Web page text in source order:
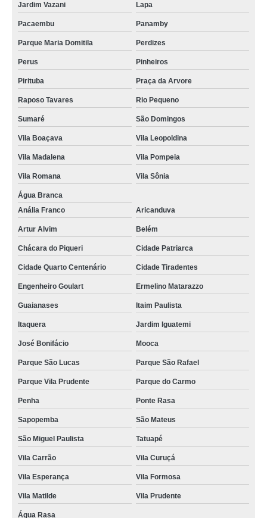
Jardim Vazani Lapa
Pacaembu Panamby
Parque Maria Domitila Perdizes
Perus Pinheiros
Pirituba Praça da Arvore
Raposo Tavares Rio Pequeno
Sumaré São Domingos
Vila Boaçava Vila Leopoldina
Vila Madalena Vila Pompeia
Vila Romana Vila Sônia
Água Branca
Anália Franco
Aricanduva
Artur Alvim Belém
Chácara do Piqueri Cidade Patriarca
Cidade Quarto Centenário Cidade Tiradentes
Engenheiro Goulart Ermelino Matarazzo
Guaianases Itaim Paulista
Itaquera Jardim Iguatemi
José Bonifácio Mooca
Parque São Lucas Parque São Rafael
Parque Vila Prudente Parque do Carmo
Penha Ponte Rasa
Sapopemba São Mateus
São Miguel Paulista Tatuapé
Vila Carrão Vila Curuçá
Vila Esperança Vila Formosa
Vila Matilde Vila Prudente
Água Rasa